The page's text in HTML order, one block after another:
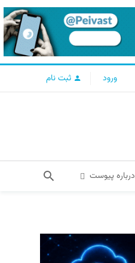
ورود ثبت نام
درباره پیوست